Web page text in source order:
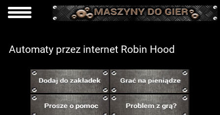
Automaty przez internet Robin Hood